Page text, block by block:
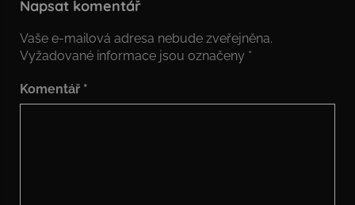
Napsat komentář
Vaše e-mailová adresa nebude zveřejněna.
Vyžadované informace jsou označeny *
Komentář *